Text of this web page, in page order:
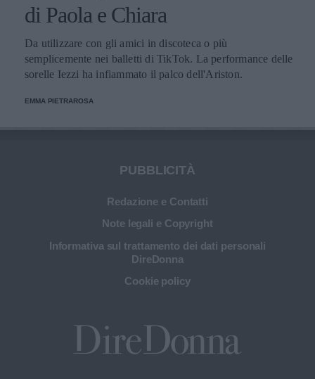
di Paola e Chiara
Da utilizzare con gli amici in discoteca o più
semplicemente nei balletti di TikTok. La performance delle
sorelle Iezzi ha infiammato il palco dell'Ariston.
EMMA PIETRAROSA
PUBBLICITÀ
Redazione e Contatti
Note legali e Copyright
Informativa sul trattamento dei dati personali
DireDonna
Cookie policy